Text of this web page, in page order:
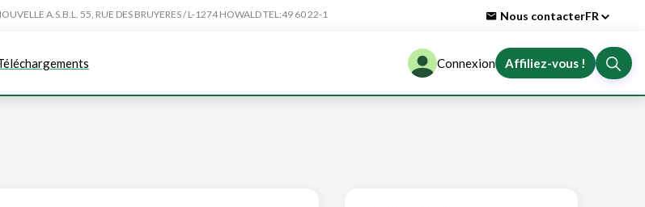
A.S.B.L. 55, RUE DES BRUYERES / L-1274 HOWALD TEL:49 60 22-1 Nous contacterFR
Connexion Affiliez-vous !